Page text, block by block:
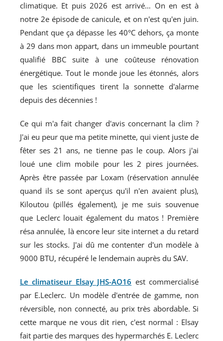
climatique. Et puis 2026 est arrivé… On en est à
notre 2e épisode de canicule, et on n'est qu'en juin.
Pendant que ça dépasse les 40°C dehors, ça monte
à 29 dans mon appart, dans un immeuble pourtant
qualifié BBC suite à une coûteuse rénovation
énergétique. Tout le monde joue les étonnés, alors
que les scientifiques tirent la sonnette d'alarme
depuis des décennies !
Ce qui m'a fait changer d'avis concernant la clim ?
J'ai eu peur que ma petite minette, qui vient juste de
fêter ses 21 ans, ne tienne pas le coup. Alors j'ai
loué une clim mobile pour les 2 pires journées.
Après être passée par Loxam (réservation annulée
quand ils se sont aperçus qu'il n'en avaient plus),
Kiloutou (pillés également), je me suis souvenue
que Leclerc louait également du matos ! Première
résa annulée, là encore leur site internet a du retard
sur les stocks. J'ai dû me contenter d'un modèle à
9000 BTU, récupéré le lendemain auprès du SAV.
Le climatiseur Elsay JHS-AO16 est commercialisé
par E.Leclerc. Un modèle d'entrée de gamme, non
réversible, non connecté, au prix très abordable. Si
cette marque ne vous dit rien, c'est normal : Elsay
fait partie des marques des hypermarchés E. Leclerc